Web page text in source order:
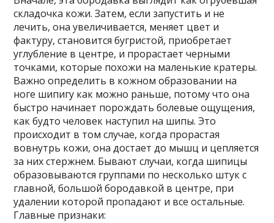
складочка кожи. Затем, если запустить и не
лечить, она увеличивается, меняет цвет и
фактуру, становится бугристой, приобретает
углубление в центре, и прорастает черными
точками, которые похожи на маленькие кратеры.
Важно определить в кожном образовании на
ноге шипигу как можно раньше, потому что она
быстро начинает порождать болевые ощущения,
как будто человек наступил на шипы. Это
происходит в том случае, когда прорастая
вовнутрь кожи, она достает до мышц и цепляется
за них стержнем. Бывают случаи, когда шипицы
образовываются группами по несколько штук с
главной, большой бородавкой в центре, при
удалении которой пропадают и все остальные.
Главные признаки: